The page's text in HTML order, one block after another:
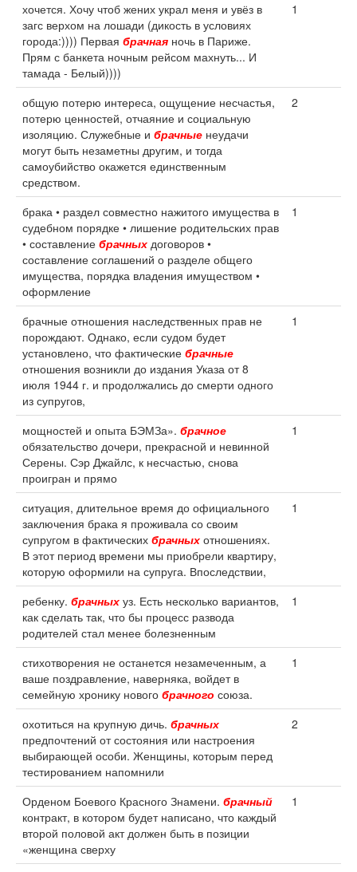
хочется. Хочу чтоб жених украл меня и увёз в
загс верхом на лошади (дикость в условиях
города:)))) Первая брачная ночь в Париже.
Прям с банкета ночным рейсом махнуть... И
тамада - Белый))))
1
общую потерю интереса, ощущение несчастья,
потерю ценностей, отчаяние и социальную
изоляцию. Служебные и брачные неудачи
могут быть незаметны другим, и тогда
самоубийство окажется единственным
средством.
2
брака • раздел совместно нажитого имущества в
судебном порядке • лишение родительских прав
• составление брачных договоров •
составление соглашений о разделе общего
имущества, порядка владения имуществом •
оформление
1
брачные отношения наследственных прав не
порождают. Однако, если судом будет
установлено, что фактические брачные
отношения возникли до издания Указа от 8
июля 1944 г. и продолжались до смерти одного
из супругов,
1
мощностей и опыта БЭМЗа». брачное
обязательство дочери, прекрасной и невинной
Серены. Сэр Джайлс, к несчастью, снова
проигран и прямо
1
ситуация, длительное время до официального
заключения брака я проживала со своим
супругом в фактических брачных отношениях.
В этот период времени мы приобрели квартиру,
которую оформили на супруга. Впоследствии,
1
ребенку. брачных уз. Есть несколько вариантов,
как сделать так, что бы процесс развода
родителей стал менее болезненным
1
стихотворения не останется незамеченным, а
ваше поздравление, наверняка, войдет в
семейную хронику нового брачного союза.
1
охотиться на крупную дичь. брачных
предпочтений от состояния или настроения
выбирающей особи. Женщины, которым перед
тестированием напомнили
2
Орденом Боевого Красного Знамени. брачный
контракт, в котором будет написано, что каждый
второй половой акт должен быть в позиции
«женщина сверху
1